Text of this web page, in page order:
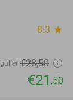
8.3 star
€28,50
€21 ,50